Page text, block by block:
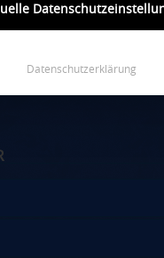
Datenschutzerklärung